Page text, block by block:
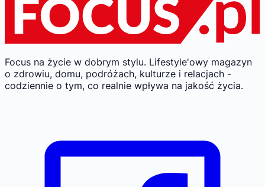
Focus na życie w dobrym stylu. Lifestyle'owy magazyn
o zdrowiu, domu, podróżach, kulturze i relacjach -
codziennie o tym, co realnie wpływa na jakość życia.